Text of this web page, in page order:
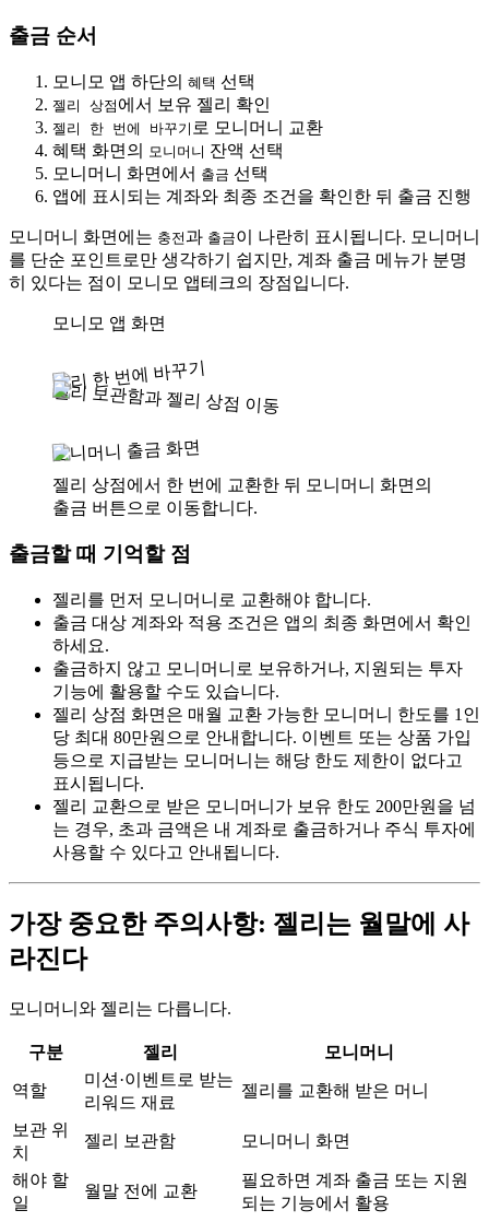
출금 순서
모니모 앱 하단의 혜택 선택
젤리 상점 에서 보유 젤리 확인
젤리 한 번에 바꾸기 로 모니머니 교환
혜택 화면의
모니머니 잔액 선택
모니머니 화면에서 출금 선택
앱에 표시되는 계좌와 최종 조건을 확인한 뒤 출금 진행
모니머니 화면에는 충전과 출금이 나란히 표시됩니다. 모니머니
를 단순 포인트로만 생각하기 쉽지만, 계좌 출금 메뉴가 분명
히 있다는 점이 모니모 앱테크의 장점입니다.
모니모 앱 화면
젤리 한 번에 바꾸기
젤리 보관함과 젤리 상점 이동
모니머니 출금 화면
젤리 상점에서 한 번에 교환한 뒤 모니머니 화면의
출금 버튼으로 이동합니다.
출금할 때 기억할 점
젤리를 먼저 모니머니로 교환해야 합니다.
출금 대상 계좌와 적용 조건은 앱의 최종 화면에서 확인
하세요.
출금하지 않고 모니머니로 보유하거나, 지원되는 투자
기능에 활용할 수도 있습니다.
젤리 상점 화면은 매월 교환 가능한 모니머니 한도를 1인
당 최대 80만원으로 안내합니다. 이벤트 또는 상품 가입
등으로 지급받는 모니머니는 해당 한도 제한이 없다고
표시됩니다.
젤리 교환으로 받은 모니머니가 보유 한도 200만원을 넘
는 경우, 초과 금액은 내 계좌로 출금하거나 주식 투자에
사용할 수 있다고 안내됩니다.
가장 중요한 주의사항: 젤리는 월말에 사
라진다
모니머니와 젤리는 다릅니다.
구분 젤리 모니머니
역할
미션·이벤트로 받는
리워드 재료
젤리를 교환해 받은 머니
보관 위
치
젤리 보관함 모니머니 화면
해야 할
일
월말 전에 교환
필요하면 계좌 출금 또는 지원
되는 기능에서 활용